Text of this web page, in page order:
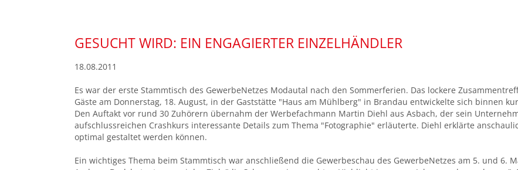
GESUCHT WIRD: EIN ENGAGIERTER EINZELHÄNDLER
18.08.2011
Es war der erste Stammtisch des GewerbeNetzes Modautal nach den Sommerferien. Das lockere
Gäste am Donnerstag, 18. August, in der Gaststätte "Haus am Mühlberg" in Brandau entwickelte sich binnen
Den Auftakt vor rund 30 Zuhörern übernahm der Werbefachmann Martin Diehl aus Asbach, der sein
aufschlussreichen Crashkurs interessante Details zum Thema "Fotographie" erläuterte. Diehl erklärte
optimal gestaltet werden können.
Ein wichtiges Thema beim Stammtisch war anschließend die Gewerbeschau des GewerbeNetzes am 5. und 6.